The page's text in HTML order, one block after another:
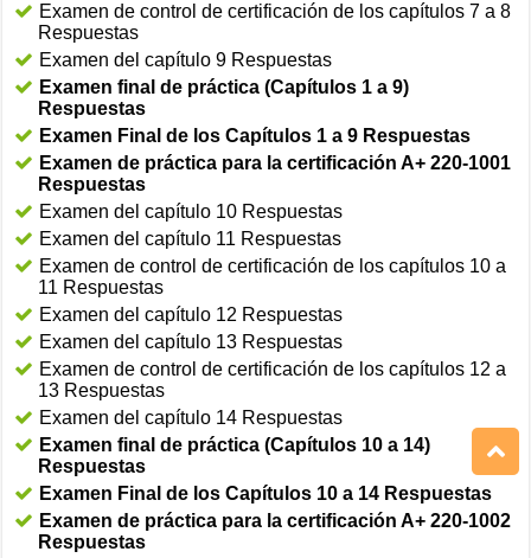
Examen de control de certificación de los capítulos 7 a 8
Respuestas
Examen del capítulo 9 Respuestas
Examen final de práctica (Capítulos 1 a 9)
Respuestas
Examen Final de los Capítulos 1 a 9 Respuestas
Examen de práctica para la certificación A+ 220-1001
Respuestas
Examen del capítulo 10 Respuestas
Examen del capítulo 11 Respuestas
Examen de control de certificación de los capítulos 10 a
11 Respuestas
Examen del capítulo 12 Respuestas
Examen del capítulo 13 Respuestas
Examen de control de certificación de los capítulos 12 a
13 Respuestas
Examen del capítulo 14 Respuestas
Examen final de práctica (Capítulos 10 a 14)
Respuestas
Examen Final de los Capítulos 10 a 14 Respuestas
Examen de práctica para la certificación A+ 220-1002
Respuestas